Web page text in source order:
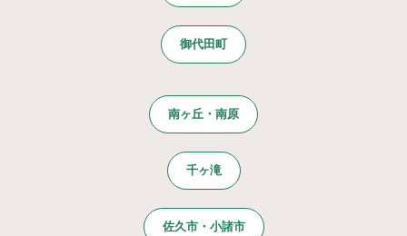
御代田町
南ヶ丘・南原
千ヶ滝
佐久市・小諸市